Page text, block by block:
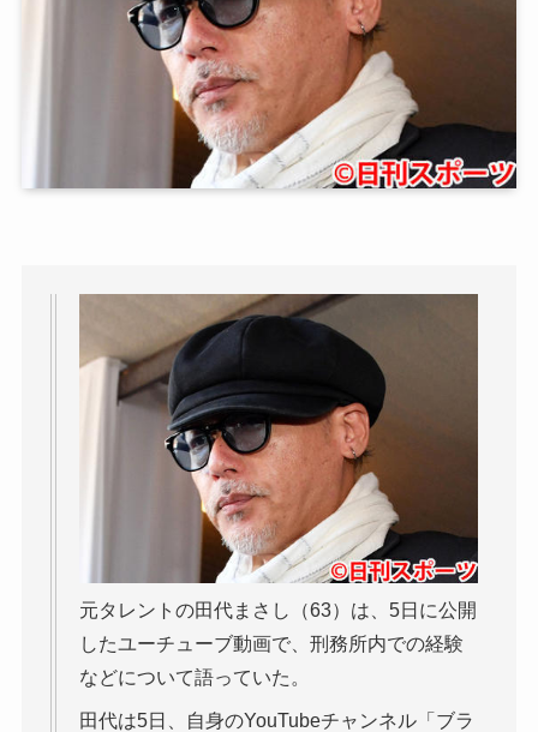
元タレントの田代まさし（63）は、5日に公開
したユーチューブ動画で、刑務所内での経験
などについて語っていた。
田代は5日、自身のYouTubeチャンネル「ブラ